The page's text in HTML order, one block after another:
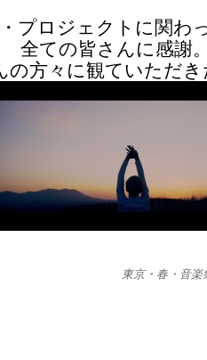
プロジェクトに関わ
全ての皆さんに感謝
の方々に観ていただ
東京・春・音楽